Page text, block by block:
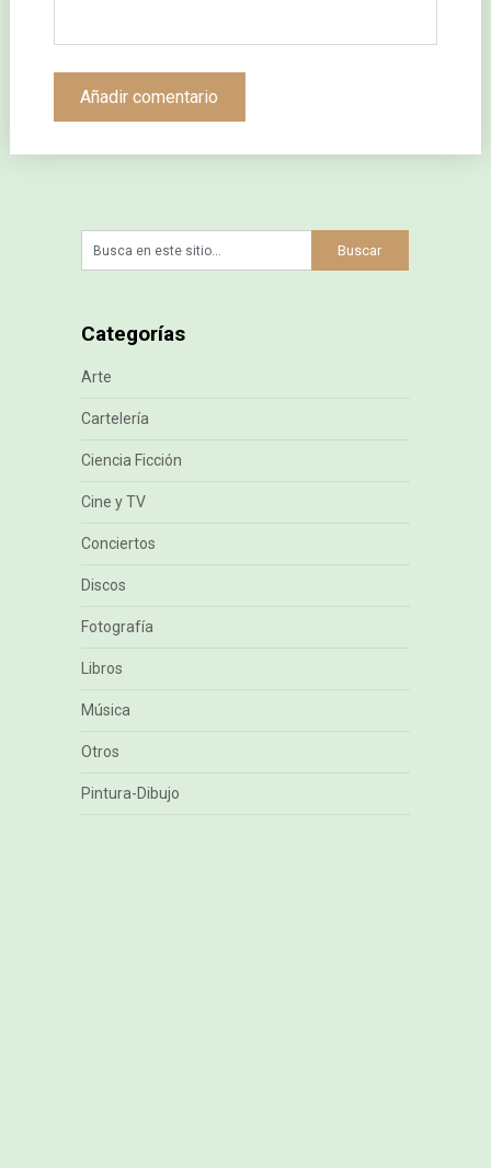
Categorías
Arte
Cartelería
Ciencia Ficción
Cine y TV
Conciertos
Discos
Fotografía
Libros
Música
Otros
Pintura-Dibujo